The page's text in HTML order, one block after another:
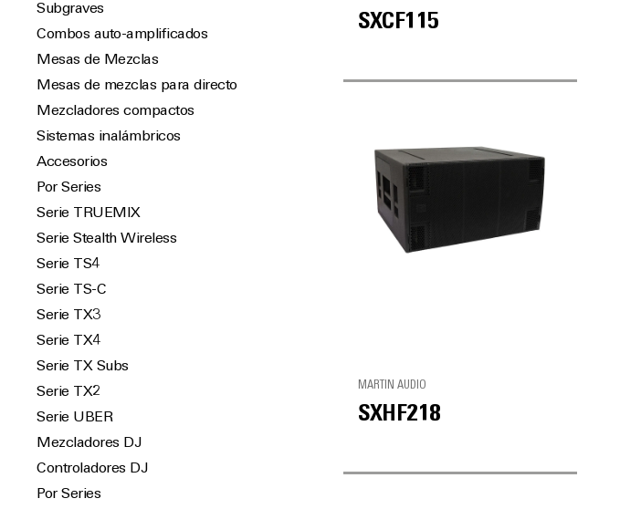
Subgraves
Combos auto-amplificados
Mesas de Mezclas
Mesas de mezclas para directo
Mezcladores compactos
Sistemas inalámbricos
Accesorios
Por Series
Serie TRUEMIX
Serie Stealth Wireless
Serie TS4
Serie TS-C
Serie TX3
Serie TX4
Serie TX Subs
Serie TX2
Serie UBER
Mezcladores DJ
Controladores DJ
Por Series
SXCF115
MARTIN AUDIO
SXHF218